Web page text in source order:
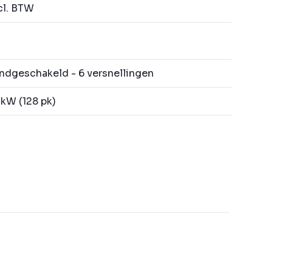
BTW
- 6 versnellingen
(128 pk)